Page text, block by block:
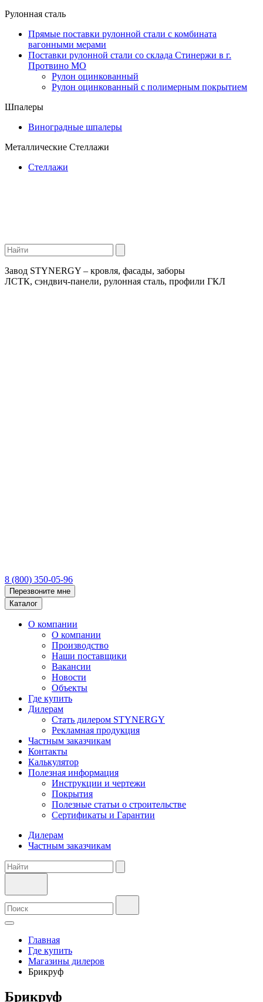
Рулонная сталь
Прямые поставки рулонной стали с комбината
вагонными мерами
Поставки рулонной стали со склада Стинержи в г.
Протвино МО
Рулон оцинкованный
Рулон оцинкованный с полимерным покрытием
Шпалеры
Виноградные шпалеры
Металлические Стеллажи
Стеллажи
Завод STYNERGY – кровля, фасады, заборы
ЛСТК, сэндвич-панели, рулонная сталь, профили ГКЛ
8 (800) 350-05-96
Перезвоните мне
Каталог
О компании
О компании
Производство
Наши поставщики
Вакансии
Новости
Объекты
Где купить
Дилерам
Стать дилером STYNERGY
Рекламная продукция
Частным заказчикам
Контакты
Калькулятор
Полезная информация
Инструкции и чертежи
Покрытия
Полезные статьи о строительстве
Сертификаты и Гарантии
Дилерам
Частным заказчикам
Главная
Где купить
Магазины дилеров
Брикруф
Брикруф